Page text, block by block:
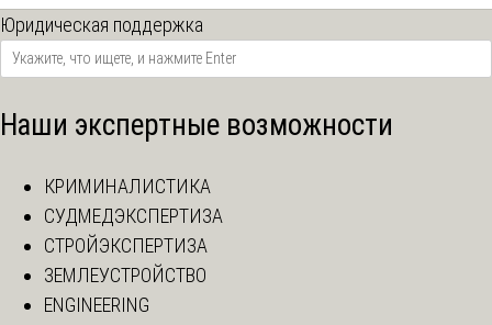
Юридическая поддержка
Наши экспертные возможности
КРИМИНАЛИСТИКА
СУДМЕДЭКСПЕРТИЗА
СТРОЙЭКСПЕРТИЗА
ЗЕМЛЕУСТРОЙСТВО
ENGINEERING